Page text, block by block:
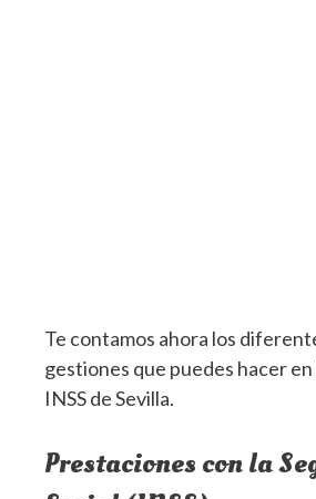
Te contamos ahora los
gestiones que puedes hacer
INSS de Sevilla.
Prestaciones con la